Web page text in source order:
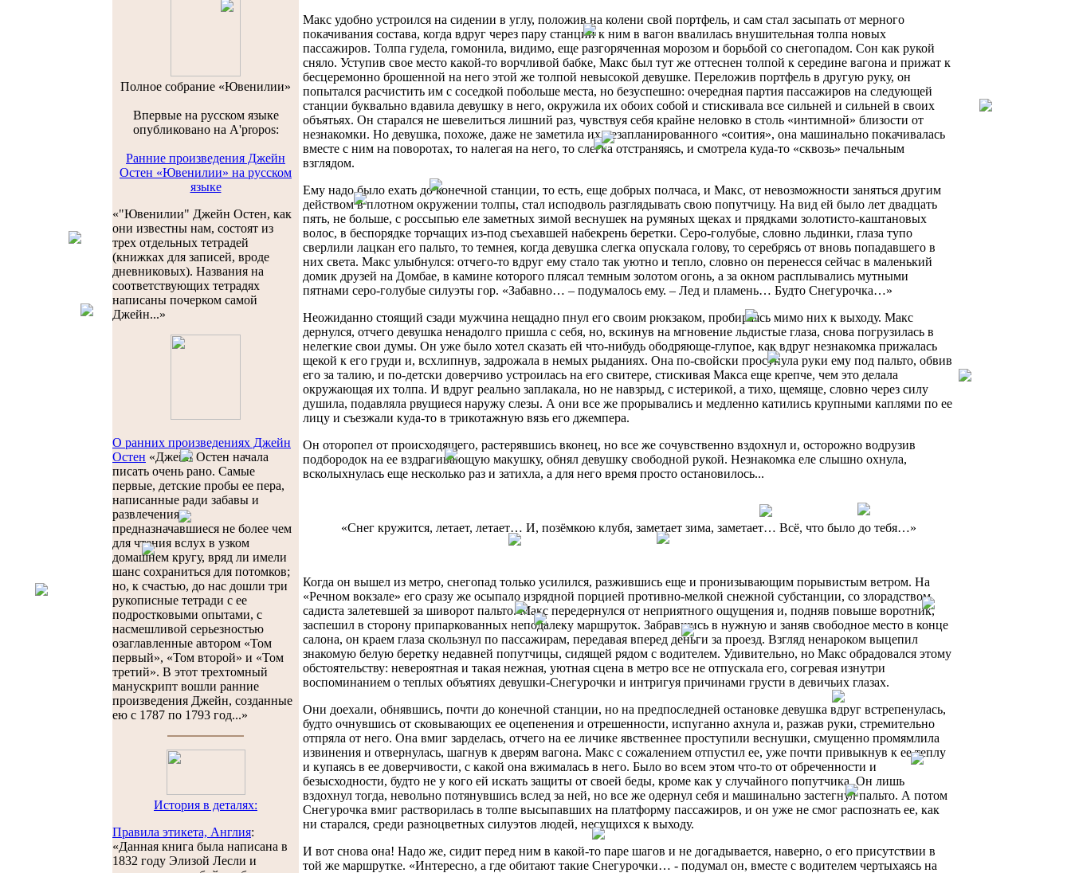
Полноe собраниe «Ювенилии»
Впервые на русском языке
опубликовано на A'propos:
Ранние произведения Джейн
Остен «Ювенилии» на русском
языке
«"Ювенилии" Джейн Остен, как
они известны нам, состоят из
трех отдельных тетрадей
(книжках для записей, вроде
дневниковых). Названия на
соответствующих тетрадях
написаны почерком самой
Джейн...»
О ранних произведениях Джейн
Остен «Джейн Остен начала
писать очень рано. Самые
первые, детские пробы ее пера,
написанные ради забавы и
развлечения и
предназначавшиеся не более чем
для чтения вслух в узком
домашнем кругу, вряд ли имели
шанс сохраниться для потомков;
но, к счастью, до нас дошли три
рукописные тетради с ее
подростковыми опытами, с
насмешливой серьезностью
озаглавленные автором «Том
первый», «Том второй» и «Том
третий». В этот трехтомный
манускрипт вошли ранние
произведения Джейн, созданные
ею с 1787 по 1793 год...»
История в деталях:
Правила этикета, Англия:
«Данная книга была написана в
1832 году Элизой Лесли и
Макс удобно устроился на сидении в углу, положив на колени свой портфель, и сам стал засыпать от мерного
покачивания состава, когда вдруг через пару станций к ним в вагон ввалилась внушительная толпа новых
пассажиров. Толпа гудела, гомонила, видимо, еще разгоряченная морозом и борьбой со снегопадом. Сон как рукой
сняло. Уступив свое место какой-то ворчливой бабке, Макс был тут же оттеснен толпой к середине вагона и прижат к
бесцеремонно брошенной на него этой же толпой невысокой девушке. Переложив портфель в другую руку, он
попытался расчистить им с соседкой побольше места, но безуспешно: очередная партия пассажиров на следующей
станции буквально вдавила девушку в него, окружила их обоих собой и стискивала все сильней и сильней в своих
объятьях. Он старался не шевелиться лишний раз, чувствуя себя крайне неловко в столь «интимной» близости от
незнакомки. Но девушка, похоже, даже не заметила их незапланированного «соития», она машинально покачивалась
вместе с ним на поворотах, то налегая на него, то слегка отстраняясь, и смотрела куда-то «сквозь» печальным
взглядом.
Ему надо было ехать до конечной станции, то есть, еще добрых полчаса, и Макс, от невозможности заняться другим
действом в плотном окружении толпы, стал исподволь разглядывать свою попутчицу. На вид ей было лет двадцать
пять, не больше, с россыпью еле заметных зимой веснушек на румяных щеках и прядками золотисто-каштановых
волос, в беспорядке торчащих из-под съехавшей набекрень беретки. Серо-голубые, словно льдинки, глаза тупо
сверлили лацкан его пальто, то темнея, когда девушка слегка опускала голову, то серебрясь от вновь попадавшего в
них света. Макс улыбнулся: отчего-то вдруг ему стало так уютно и тепло, словно он перенесся сейчас в маленький
домик друзей на Домбае, в камине которого плясал темным золотом огонь, а за окном расплывались мутными
пятнами серо-голубые силуэты гор. «Забавно… – подумалось ему. – Лед и пламень… Будто Снегурочка…»
Неожиданно стоящий сзади мужчина нещадно пнул его своим рюкзаком, пробираясь мимо них к выходу. Макс
дернулся, отчего девушка ненадолго пришла с себя, но, вскинув на мгновение льдистые глаза, снова погрузилась в
нелегкие свои думы. Он уже было хотел сказать ей что-нибудь ободряюще-глупое, как вдруг незнакомка прижалась
щекой к его груди и, всхлипнув, задрожала в немых рыданиях. Она по-свойски просунула руки ему под пальто, обвив
его за талию, и по-детски доверчиво устроилась на его свитере, стискивая Макса еще крепче, чем это делала
окружающая их толпа. И вдруг реально заплакала, но не навзрыд, с истерикой, а тихо, щемяще, словно через силу
душила, подавляла рвущиеся наружу слезы. А они все же прорывались и медленно катились крупными каплями по ее
лицу и съезжали куда-то в трикотажную вязь его джемпера.
Он оторопел от происходящего, растерявшись вконец, но все же сочувственно вздохнул и, осторожно водрузив
подбородок на ее вздрагивающую макушку, обнял девушку свободной рукой. Незнакомка еле слышно охнула,
всколыхнулась еще несколько раз и затихла, а для него время просто остановилось...
«Снег кружится, летает, летает… И, позёмкою клубя, заметает зима, заметает… Всё, что было до тебя…»
Когда он вышел из метро, снегопад только усилился, разжившись еще и пронизывающим порывистым ветром. На
«Речном вокзале» его сразу же осыпало изрядной порцией противно-мелкой снежной субстанции, со злорадством
садиста залетевшей за шиворот пальто. Макс передернулся от неприятного ощущения и, подняв повыше воротник,
заспешил в сторону припаркованных неподалеку маршруток. Забравшись в нужную и заняв свободное место в конце
салона, он краем глаза скользнул по пассажирам, передавая вперед деньги за проезд. Взгляд ненароком выцепил
знакомую белую беретку недавней попутчицы, сидящей рядом с водителем. Удивительно, но Макс обрадовался этому
обстоятельству: невероятная и такая нежная, уютная сцена в метро все не отпускала его, согревая изнутри
воспоминанием о теплых объятиях девушки-Снегурочки и интригуя причинами грусти в девичьих глазах.
Они доехали, обнявшись, почти до конечной станции, но на предпоследней остановке девушка вдруг встрепенулась,
будто очнувшись от сковывающих ее оцепенения и отрешенности, испуганно ахнула и, разжав руки, стремительно
отпряла от него. Она вмиг зарделась, отчего на ее личике явственнее проступили веснушки, смущенно промямлила
извинения и отвернулась, шагнув к дверям вагона. Макс с сожалением отпустил ее, уже почти привыкнув к ее теплу
и купаясь в ее доверчивости, с какой она вжималась в него. Было во всем этом что-то от обреченности и
безысходности, будто не у кого ей искать защиты от своей беды, кроме как у случайного попутчика. Он лишь
вздохнул тогда, невольно потянувшись вслед за ней, но все же одернул себя и машинально застегнул пальто. А потом
Снегурочка вмиг растворилась в толпе высыпавших на платформу пассажиров, и он уже не смог распознать ее, как
ни старался, среди разноцветных силуэтов людей, несущихся к выходу.
И вот снова она! Надо же, сидит перед ним в какой-то паре шагов и не догадывается, наверно, о его присутствии в
той же маршрутке. «Интересно, а где обитают такие Снегурочки… - подумал он, вместе с водителем чертыхаясь на